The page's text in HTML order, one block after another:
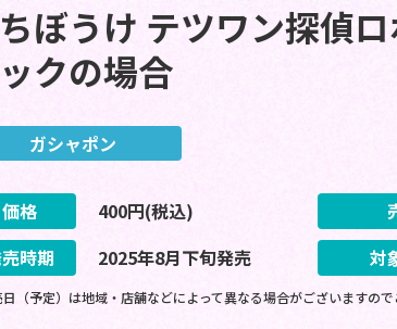
ぼうけ テツワン探偵
クの場合
ガシャポン
価格 400円(税込)
時期
2025年8月下旬発売 対
（予定）は地域・店舗などによって異なる場合がございますの